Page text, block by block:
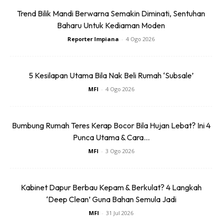
Ads
3. Betul atau tidak bentuk pelan kediaman yang kita dapat.
Pernah berlaku pelan dapat unit 3 bilik, kediamannya 2 bilik.
Trend Bilik Mandi Berwarna Semakin Diminati, Sentuhan
Baharu Untuk Kediaman Moden
Reporter Impiana - 4 Ogo 2026
5 Kesilapan Utama Bila Nak Beli Rumah ‘Subsale’
MFI - 4 Ogo 2026
Bumbung Rumah Teres Kerap Bocor Bila Hujan Lebat? Ini 4
Punca Utama & Cara...
MFI - 3 Ogo 2026
Kabinet Dapur Berbau Kepam & Berkulat? 4 Langkah
‘Deep Clean’ Guna Bahan Semula Jadi
MFI - 31 Jul 2026